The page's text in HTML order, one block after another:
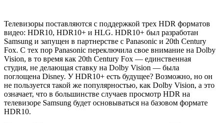
Телевизоры поставляются с поддержкой трех HDR форматов
видео: HDR10, HDR10+ и HLG. HDR10+ был разработан
Samsung и запущен в партнерстве с Panasonic и 20th Century
Fox. С тех пор Panasonic переключила свое внимание на Dolby
Vision, в то время как 20th Century Fox — единственная
студия, не делающая ставку на Dolby Vision — была
поглощена Disney. У HDR10+ есть будущее? Возможно, но он
не пользуется такой же популярностью, как Dolby Vision, а это
означает, что в большинстве случаев просмотр HDR на
телевизоре Samsung будет основываться на базовом формате
HDR10.